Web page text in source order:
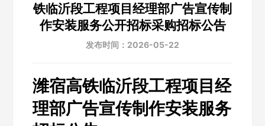
铁临沂段工程项目经理部广告宣传制
作安装服务公开招标采购招标公告
发布时间：2026-05-22
潍宿高铁临沂段工程项目经
理部广告宣传制作安装服务